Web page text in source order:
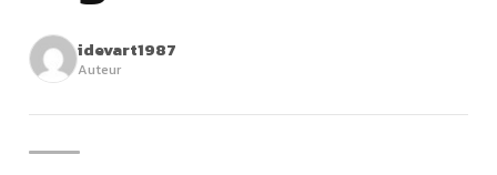
idevart1987
Auteur